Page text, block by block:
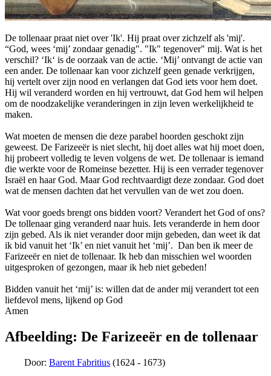
De tollenaar praat niet over 'Ik'. Hij praat over zichzelf als 'mij'.
“God, wees ‘mij’ zondaar genadig". "Ik" tegenover" mij. Wat is het
verschil? ‘Ik‘ is de oorzaak van de actie. ‘Mij’ ontvangt de actie van
een ander. De tollenaar kan voor zichzelf geen genade verkrijgen,
hij vertelt over zijn nood en verlangen dat God iets voor hem doet.
Hij wil veranderd worden en hij vertrouwt, dat God hem wil helpen
om de noodzakelijke veranderingen in zijn leven werkelijkheid te
maken.
Wat moeten de mensen die deze parabel hoorden geschokt zijn
geweest. De Farizeeër is niet slecht, hij doet alles wat hij moet doen,
hij probeert volledig te leven volgens de wet. De tollenaar is iemand
die werkte voor de Romeinse bezetter. Hij is een verrader tegenover
Israël en haar God. Maar God rechtvaardigt deze zondaar. God doet
wat de mensen dachten dat het vervullen van de wet zou doen.
Wat voor goeds brengt ons bidden voort? Verandert het God of ons?
De tollenaar ging veranderd naar huis. Iets veranderde in hem door
zijn gebed. Als ik niet verander door mijn gebeden, dan weet ik dat
ik bid vanuit het ‘Ik’ en niet vanuit het ‘mij’. Dan ben ik meer de
Farizeeër en niet de tollenaar. Ik heb dan misschien wel woorden
uitgesproken of gezongen, maar ik heb niet gebeden!
Bidden vanuit het ‘mij’ is: willen dat de ander mij verandert tot een
liefdevol mens, lijkend op God
Amen
Afbeelding: De Farizeeër en de tollenaar
Door: Barent Fabritius (1624 - 1673)